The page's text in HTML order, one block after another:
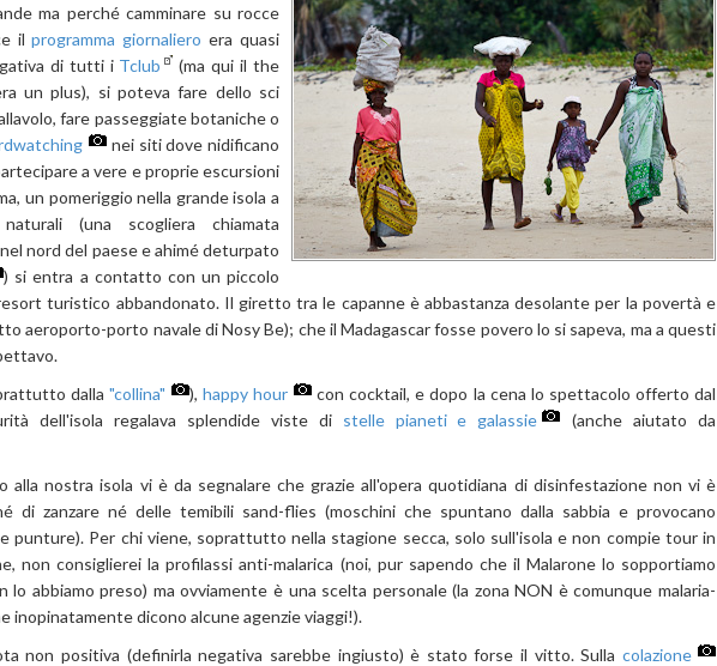
ma perché camminare su rocce
ilprogramma giornaliero era quasi
di tutti i Tclub
(ma qui il the
un plus), si poteva fare dello sci
fare passeggiate botaniche o
nei siti dove nidificano
a vere e proprie escursioni
un pomeriggio nella grande isola a
(una scogliera chiamata
nord del paese e ahimé deturpato
) si entra a contatto con un piccolo
turistico abbandonato. Il giretto tra le capanne è abbastanza desolante per la povertà e
aeroporto-porto navale di Nosy Be); che il Madagascar fosse povero lo si sapeva, ma a questi
dalla "collina" ),happy hour
con cocktail, e dopo la cena lo spettacolo offerto dal
dell'isola regalava splendide viste di stelle pianeti e galassie
(anche aiutato da
alla nostra isola vi è da segnalare che grazie all'opera quotidiana di disinfestazione non vi è
di zanzare né delle temibili sand-flies (moschini che spuntano dalla sabbia e provocano
punture). Per chi viene, soprattutto nella stagione secca, solo sull'isola e non compie tour in
non consiglierei la profilassi anti-malarica (noi, pur sapendo che il Malarone lo sopportiamo
lo abbiamo preso) ma ovviamente è una scelta personale (la zona NON è comunque malaria-
inopinatamente dicono alcune agenzie viaggi!).
non positiva (definirla negativa sarebbe ingiusto) è stato forse il vitto. Sulla colazione